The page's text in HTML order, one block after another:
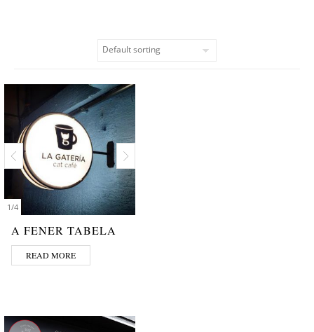
1/4
A FENER TABELA
READ MORE